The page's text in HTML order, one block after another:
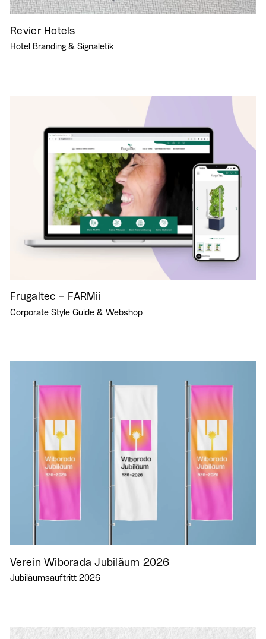
Revier Hotels
Hotel Branding & Signaletik
Frugaltec – FARMii
Corporate Style Guide & Webshop
Verein Wiborada Jubiläum 2026
Jubiläumsauftritt 2026